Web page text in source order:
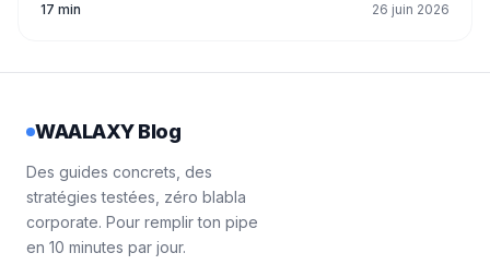
17 min 26 juin 2026
WAALAXY Blog
Des guides concrets, des
stratégies testées, zéro blabla
corporate. Pour remplir ton pipe
en 10 minutes par jour.